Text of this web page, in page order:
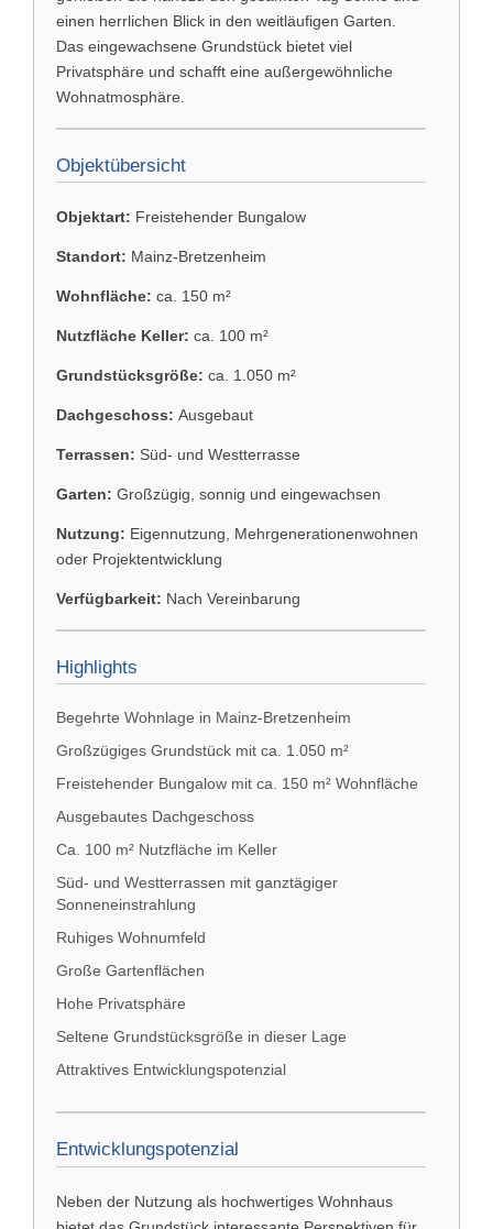
einen herrlichen Blick in den weitläufigen Garten.
Das eingewachsene Grundstück bietet viel
Privatsphäre und schafft eine außergewöhnliche
Wohnatmosphäre.
Objektübersicht
Objektart: Freistehender Bungalow
Standort: Mainz-Bretzenheim
Wohnfläche: ca. 150 m²
Nutzfläche Keller: ca. 100 m²
Grundstücksgröße: ca. 1.050 m²
Dachgeschoss: Ausgebaut
Terrassen: Süd- und Westterrasse
Garten: Großzügig, sonnig und eingewachsen
Nutzung: Eigennutzung, Mehrgenerationenwohnen
oder Projektentwicklung
Verfügbarkeit: Nach Vereinbarung
Highlights
Begehrte Wohnlage in Mainz-Bretzenheim
Großzügiges Grundstück mit ca. 1.050 m²
Freistehender Bungalow mit ca. 150 m² Wohnfläche
Ausgebautes Dachgeschoss
Ca. 100 m² Nutzfläche im Keller
Süd- und Westterrassen mit ganztägiger
Sonneneinstrahlung
Ruhiges Wohnumfeld
Große Gartenflächen
Hohe Privatsphäre
Seltene Grundstücksgröße in dieser Lage
Attraktives Entwicklungspotenzial
Entwicklungspotenzial
Neben der Nutzung als hochwertiges Wohnhaus